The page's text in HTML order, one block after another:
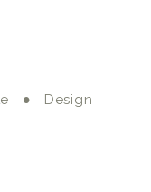
Design